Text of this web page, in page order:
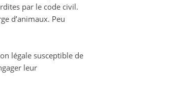
par le code civil.
d’animaux. Peu
légale susceptible de
leur